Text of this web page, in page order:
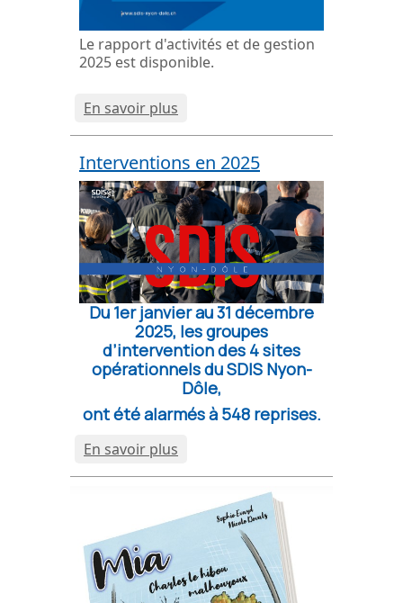
Le rapport d'activités et de gestion
2025 est disponible.
En savoir plus
Interventions en 2025
Du 1er janvierau31 décembre
2025, les groupes
d’intervention des 4 sites
opérationnels du SDIS Nyon-
Dôle,
ont été alarmés à 548 reprises.
En savoir plus